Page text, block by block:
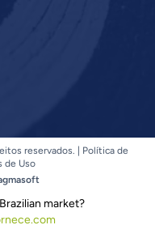
reservados. |
Política de
de Uso
market?